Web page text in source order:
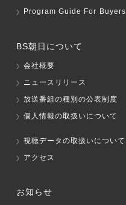
Program Guide For Buyers
BS朝日について
会社概要
ニュースリリース
放送番組の種別の公表制度
個人情報の取扱いについて
視聴データの取扱いについて
アクセス
お知らせ